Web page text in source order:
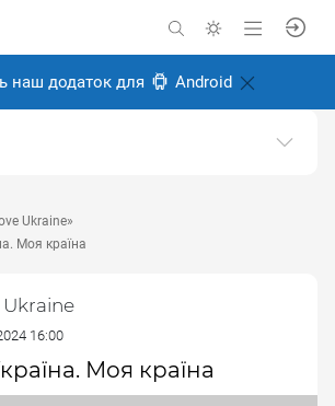
наш додаток для Android
Ukraine»
Моя країна
Ukraine
16:00
Моя країна